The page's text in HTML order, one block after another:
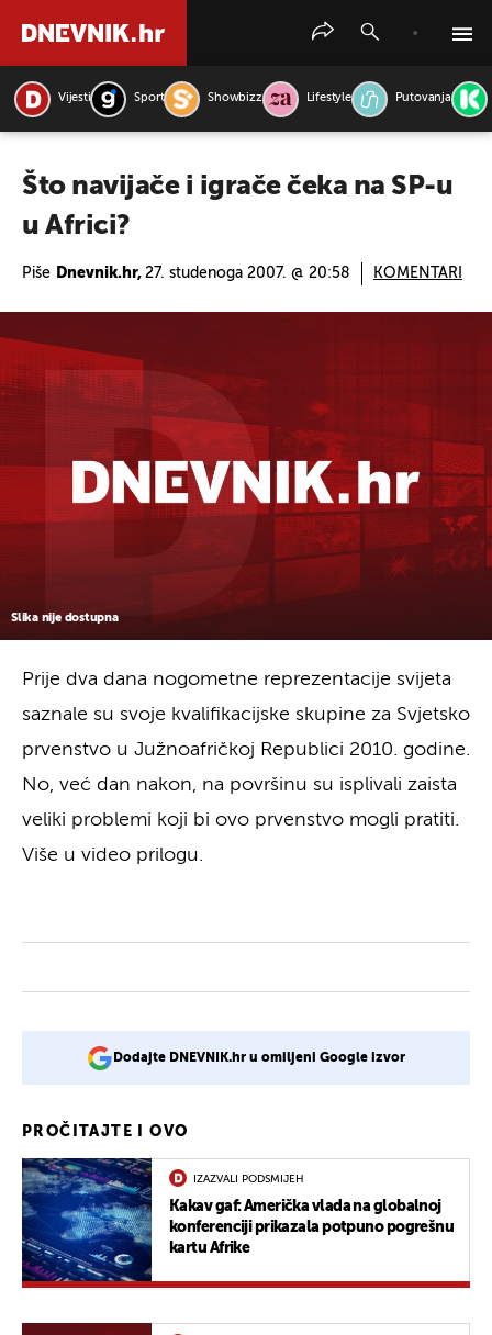
Vijesti Sport Showbizz Lifestyle Putovanja
Što navijače i igrače čeka na SP-u
u Africi?
Piše Dnevnik.hr, 27. studenoga 2007. @ 20:58 KOMENTARI
Slika nije dostupna
Prije dva dana nogometne reprezentacije svijeta
saznale su svoje kvalifikacijske skupine za Svjetsko
prvenstvo u Južnoafričkoj Republici 2010. godine.
No, već dan nakon, na površinu su isplivali zaista
veliki problemi koji bi ovo prvenstvo mogli pratiti.
Više u video prilogu.
Dodajte DNEVNIK.hr u omiljeni Google izvor
PROČITAJTE I OVO
IZAZVALI PODSMIJEH
Kakav gaf: Američka vlada na globalnoj
konferenciji prikazala potpuno pogrešnu
kartu Afrike
PRETRAŽITE VIJESTI